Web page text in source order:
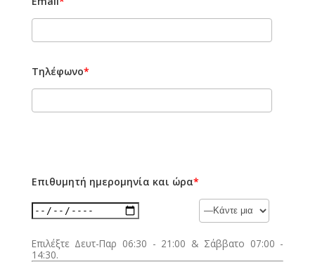
Τηλέφωνο*
Επιθυμητή ημερομηνία και ώρα*
Επιλέξτε Δευτ-Παρ 06:30 - 21:00 & Σάββατο 07:00 -
14:30.